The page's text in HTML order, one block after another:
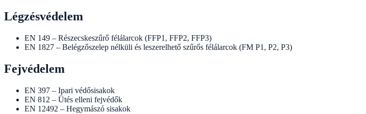
Légzésvédelem
EN 149 – Részecskeszűrő félálarcok (FFP1, FFP2, FFP3)
EN 1827 – Belégzőszelep nélküli és leszerelhető szűrős félálarcok (FM P1, P2, P3)
Fejvédelem
EN 397 – Ipari védősisakok
EN 812 – Ütés elleni fejvédők
EN 12492 – Hegymászó sisakok